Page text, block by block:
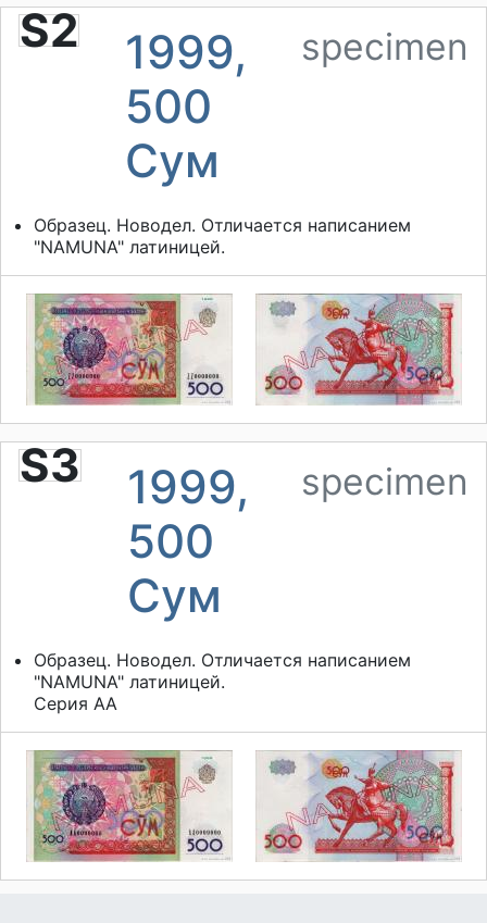
S2
1999,
500
Сум
specimen
Образец. Новодел. Отличается написанием
"NAMUNA" латиницей.
S3
1999,
500
Сум
specimen
Образец. Новодел. Отличается написанием
"NAMUNA" латиницей.
Серия АА